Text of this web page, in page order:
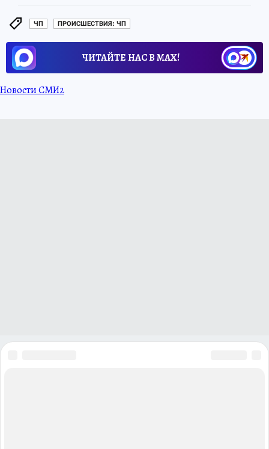
ЧП ПРОИСШЕСТВИЯ: ЧП
ЧИТАЙТЕ НАС В МАХ!
Новости СМИ2